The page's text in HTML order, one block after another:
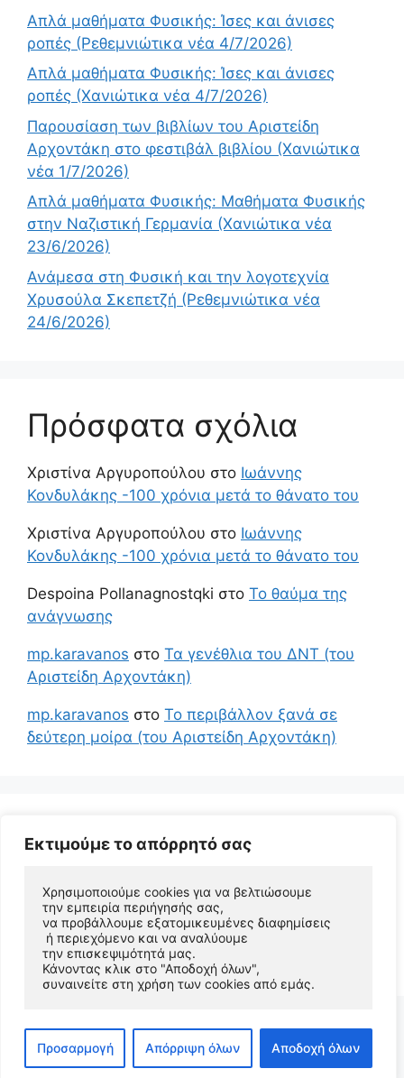
Εκτιμούμε το απόρρητό σας
Χρησιμοποιούμε cookies για να βελτιώσουμε
την εμπειρία περιήγησής σας,
να προβάλλουμε εξατομικευμένες διαφημίσεις
ή περιεχόμενο και να αναλύουμε
την επισκεψιμότητά μας.
Κάνοντας κλικ στο "Αποδοχή όλων",
συναινείτε στη χρήση των cookies από εμάς.
Προσαρμογή Απόρριψη όλων Αποδοχή όλων
Απλά μαθήματα Φυσικής: Ίσες και άνισες
ροπές (Ρεθεμνιώτικα νέα 4/7/2026)
Απλά μαθήματα Φυσικής: Ίσες και άνισες
ροπές (Χανιώτικα νέα 4/7/2026)
Παρουσίαση των βιβλίων του Αριστείδη
Αρχοντάκη στο φεστιβάλ βιβλίου (Χανιώτικα
νέα 1/7/2026)
Απλά μαθήματα Φυσικής: Μαθήματα Φυσικής
στην Ναζιστική Γερμανία (Χανιώτικα νέα
23/6/2026)
Ανάμεσα στη Φυσική και την λογοτεχνία
Χρυσούλα Σκεπετζή (Ρεθεμνιώτικα νέα
24/6/2026)
Πρόσφατα σχόλια
Χριστίνα Αργυροπούλου στο Ιωάννης
Κονδυλάκης -100 χρόνια μετά το θάνατο του
Χριστίνα Αργυροπούλου στο Ιωάννης
Κονδυλάκης -100 χρόνια μετά το θάνατο του
Despoina Pollanagnostqki στο Το θαύμα της
ανάγνωσης
mp.karavanos στο Τα γενέθλια του ΔΝΤ (του
Αριστείδη Αρχοντάκη)
mp.karavanos στο Το περιβάλλον ξανά σε
δεύτερη μοίρα (του Αριστείδη Αρχοντάκη)
© 2026 Αριστείδης Αρχοντάκης Φυσικός Συγγραφέας
• Φτιαγμένο μεGeneratePress